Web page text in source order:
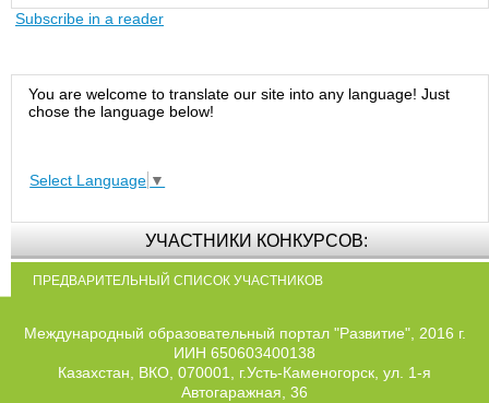
Subscribe in a reader
You are welcome to translate our site into any language! Just
chose the language below!
Select Language ▼
УЧАСТНИКИ КОНКУРСОВ:
ПРЕДВАРИТЕЛЬНЫЙ СПИСОК УЧАСТНИКОВ
Международный образовательный портал "Развитие", 2016 г.
ИИН 650603400138
Казахстан, ВКО, 070001, г.Усть-Каменогорск, ул. 1-я
Автогаражная, 36